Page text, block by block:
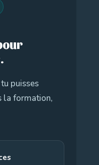
puisses
la formation,